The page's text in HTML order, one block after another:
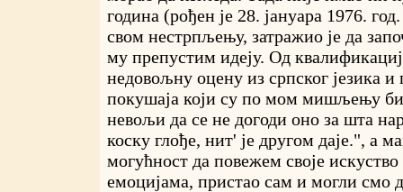
година (рођен је 28. јануара 1976.
свом нестрпљењу, затражио је да
му препустим идеју. Од
недовољну оцену из српског језика и
покушаја који су по мом мишљењу
невољи да се не догоди оно за шта
коску глође, нит' је другом даје.", а
могућност да повежем своје
емоцијама, пристао сам и могли смо